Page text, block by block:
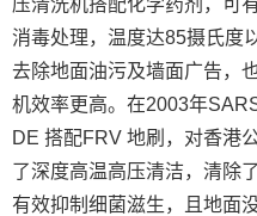
消毒处理，温度达85摄氏度
去除地面油污及墙面广告，
机效率更高。在2003年
DE 搭配FRV 地刷，对香港
了深度高温高压清洁，清除
有效抑制细菌滋生，且地面